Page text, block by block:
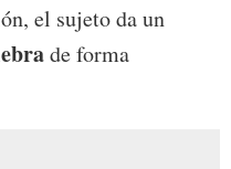
el sujeto da un
de forma